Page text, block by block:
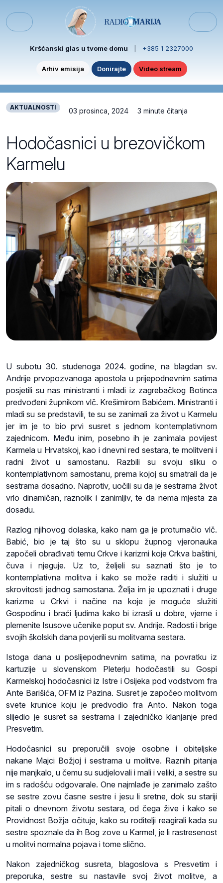
Menu
Kršćanski glas u tvome domu +385 1 2327000
Arhiv emisija Donirajte Video stream
AKTUALNOSTI 03 prosinca, 2024 3 minute čitanja
Hodočasnici u brezovičkom
Karmelu
U subotu 30. studenoga 2024. godine, na blagdan sv.
Andrije prvopozvanoga apostola u prijepodnevnim satima
posjetili su nas ministranti i mladi iz zagrebačkog Botinca
predvođeni župnikom vlč. Krešimirom Babićem. Ministranti i
mladi su se predstavili, te su se zanimali za život u Karmelu
jer im je to bio prvi susret s jednom kontemplativnom
zajednicom. Među inim, posebno ih je zanimala povijest
Karmela u Hrvatskoj, kao i dnevni red sestara, te molitveni i
radni život u samostanu. Razbili su svoju sliku o
kontemplativnom samostanu, prema kojoj su smatrali da je
sestrama dosadno. Naprotiv, uočili su da je sestrama život
vrlo dinamičan, raznolik i zanimljiv, te da nema mjesta za
dosadu.
Razlog njihovog dolaska, kako nam ga je protumačio vlč.
Babić, bio je taj što su u sklopu župnog vjeronauka
započeli obrađivati temu Crkve i karizmi koje Crkva baštini,
čuva i njeguje. Uz to, željeli su saznati što je to
kontemplativna molitva i kako se može raditi i služiti u
skrovitosti jednog samostana. Želja im je upoznati i druge
karizme u Crkvi i načine na koje je moguće služiti
Gospodinu i braći ljudima kako bi izrasli u dobre, vjerne i
plemenite Isusove učenike poput sv. Andrije. Radosti i brige
svojih školskih dana povjerili su molitvama sestara.
Istoga dana u poslijepodnevnim satima, na povratku iz
kartuzije u slovenskom Pleterju hodočastili su Gospi
Karmelskoj hodočasnici iz Istre i Osijeka pod vodstvom fra
Ante Barišića, OFM iz Pazina. Susret je započeo molitvom
svete krunice koju je predvodio fra Anto. Nakon toga
slijedio je susret sa sestrama i zajedničko klanjanje pred
Presvetim.
Hodočasnici su preporučili svoje osobne i obiteljske
nakane Majci Božjoj i sestrama u molitve. Raznih pitanja
nije manjkalo, u čemu su sudjelovali i mali i veliki, a sestre su
im s radošću odgovarale. One najmlađe je zanimalo zašto
se sestre zovu časne sestre i jesu li sretne, dok su stariji
pitali o dnevnom životu sestara, od čega žive i kako se
Providnost Božja očituje, kako su roditelji reagirali kada su
sestre spoznale da ih Bog zove u Karmel, je li rastresenost
u molitvi normalna pojava i tome slično.
Nakon zajedničkog susreta, blagoslova s Presvetim i
preporuka, sestre su nastavile svoj život molitve, a